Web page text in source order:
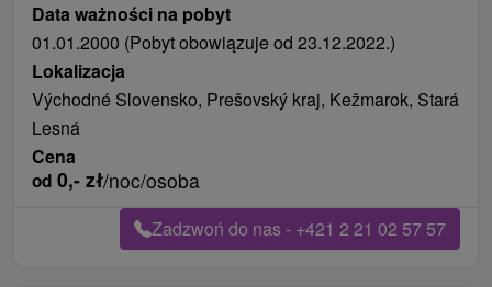
Data ważności na pobyt
01.01.2000 (Pobyt obowiązuje od 23.12.2022.)
Lokalizacja
Východné Slovensko, Prešovský kraj, Kežmarok, Stará
Lesná
Cena
od 0,- zł/noc/osoba
Zadzwoń do nas - +421 2 21 02 57 57